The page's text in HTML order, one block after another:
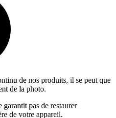
de nos produits, il se peut que
de la photo.
pas de restaurer
de votre appareil.